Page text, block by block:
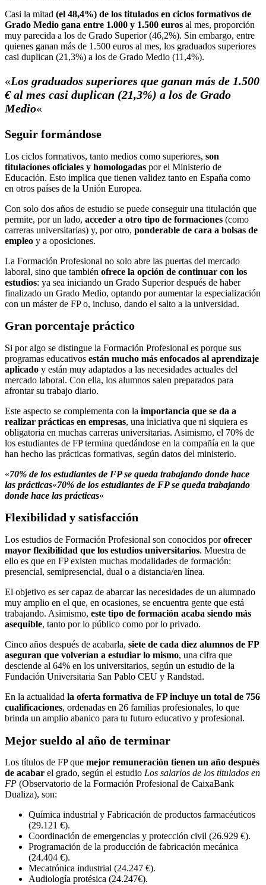
Casi la mitad (el 48,4%) de los titulados en ciclos formativos de
Grado Medio gana entre 1.000 y 1.500 euros al mes, proporción
muy parecida a los de Grado Superior (46,2%). Sin embargo, entre
quienes ganan más de 1.500 euros al mes, los graduados superiores
casi duplican (21,3%) a los de Grado Medio (11,4%).
«Los graduados superiores que ganan más de 1.500
€ al mes casi duplican (21,3%) a los de Grado
Medio«
Seguir formándose
Los ciclos formativos, tanto medios como superiores, son
titulaciones oficiales y homologadas por el Ministerio de
Educación. Esto implica que tienen validez tanto en España como
en otros países de la Unión Europea.
Con solo dos años de estudio se puede conseguir una titulación que
permite, por un lado, acceder a otro tipo de formaciones (como
carreras universitarias) y, por otro, ponderable de cara a bolsas de
empleo y a oposiciones.
La Formación Profesional no solo abre las puertas del mercado
laboral, sino que también ofrece la opción de continuar con los
estudios: ya sea iniciando un Grado Superior después de haber
finalizado un Grado Medio, optando por aumentar la especialización
con un máster de FP o, incluso, dando el salto a la universidad.
Gran porcentaje práctico
Si por algo se distingue la Formación Profesional es porque sus
programas educativos están mucho más enfocados al aprendizaje
aplicado y están muy adaptados a las necesidades actuales del
mercado laboral. Con ella, los alumnos salen preparados para
afrontar su trabajo diario.
Este aspecto se complementa con la importancia que se da a
realizar prácticas en empresas, una iniciativa que ni siquiera es
obligatoria en muchas carreras universitarias. Asimismo, el 70% de
los estudiantes de FP termina quedándose en la compañía en la que
han hecho las prácticas formativas, según datos del ministerio.
«70% de los estudiantes de FP se queda trabajando donde hace
las prácticas«70% de los estudiantes de FP se queda trabajando
donde hace las prácticas«
Flexibilidad y satisfacción
Los estudios de Formación Profesional son conocidos porofrecer
mayor flexibilidad que los estudios universitarios. Muestra de
ello es que en FP existen muchas modalidades de formación:
presencial, semipresencial, dual o a distancia/en línea.
El objetivo es ser capaz de abarcar las necesidades de un alumnado
muy amplio en el que, en ocasiones, se encuentra gente que está
trabajando. Asimismo, este tipo de formación acaba siendo más
asequible, tanto por lo público como por lo privado.
Cinco años después de acabarla, siete de cada diez alumnos de FP
aseguran que volverían a estudiar lo mismo, una cifra que
desciende al 64% en los universitarios, según un estudio de la
Fundación Universitaria San Pablo CEU y Randstad.
En la actualidad la oferta formativa de FP incluye un total de 756
cualificaciones, ordenadas en 26 familias profesionales, lo que
brinda un amplio abanico para tu futuro educativo y profesional.
Mejor sueldo al año de terminar
Los títulos de FP que mejor remuneración tienen un año después
de acabar el grado, según el estudio Los salarios de los titulados en
FP (Observatorio de la Formación Profesional de CaixaBank
Dualiza), son:
​Química industrial y Fabricación de productos farmacéuticos
(29.121 €).
Coordinación de emergencias y protección civil (26.929 €).
Programación de la producción de fabricación mecánica
(24.404 €).
Mecatrónica industrial (24.247 €).
Audiología protésica (24.247€).